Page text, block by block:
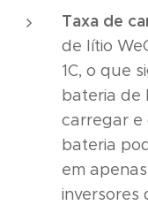
Taxa de
de lítio
1C, o que
bateria de
carregar e
bateria
em
inversores